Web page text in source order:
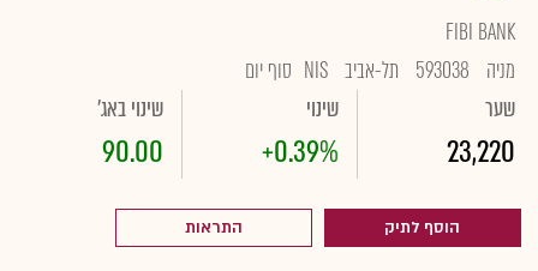
FIBI BANK
מניה
593038 תל-אביב NIS סוף יום
שער
23,220
שינוי
+0.39%
שינוי באג'
90.00
הוסף לתיק התראות